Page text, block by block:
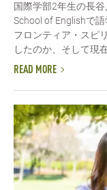
国際学部2年生の長
School of Englishで
フロンティア・スピ
したのか、そして現
READ MORE